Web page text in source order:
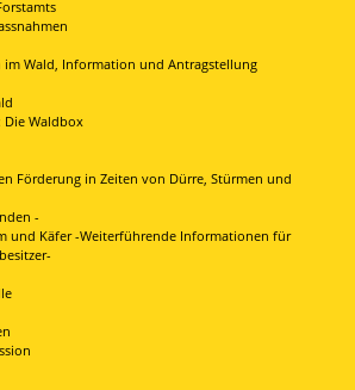
im Wald, Information und Antragstellung
Die Waldbox
Förderung in Zeiten von Dürre, Stürmen und
-
und Käfer -Weiterführende Informationen für